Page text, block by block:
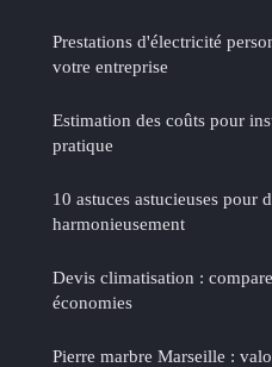
Prestations d'électricité
votre entreprise
Estimation des coûts pour
pratique
10 astuces astucieuses pour
harmonieusement
Devis climatisation :
économies
Pierre marbre Marseille :